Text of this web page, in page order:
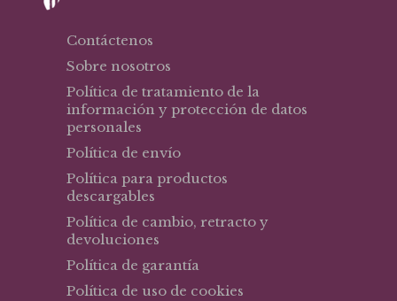
Contáctenos
Sobre nosotros
Política de tratamiento de la
información y protección de datos
personales
Política de envío
Política para productos
descargables
Política de cambio, retracto y
devoluciones
Política de garantía
Política de uso de cookies